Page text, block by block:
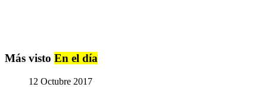
Más visto En el día
12 Octubre 2017